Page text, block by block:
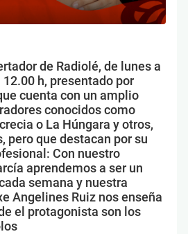
de Radiolé, de lunes a
h, presentado por
cuenta con un amplio
conocidos como
o La Húngara y otros,
pero que destacan por su
Con nuestro
aprendemos a ser un
semana y nuestra
Angelines Ruiz nos enseña
el protagonista son los